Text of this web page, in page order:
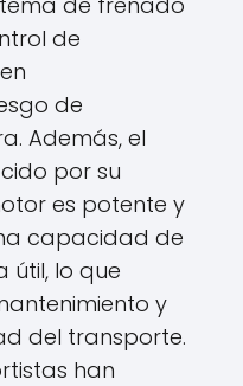
de
de
Además, el
por su
es potente y
capacidad de
útil, lo que
y
del transporte.
han